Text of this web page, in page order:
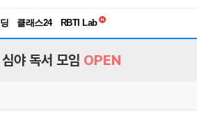
클래스24
독서유형검사
RBTI Lab
야 독서 모임 OPEN